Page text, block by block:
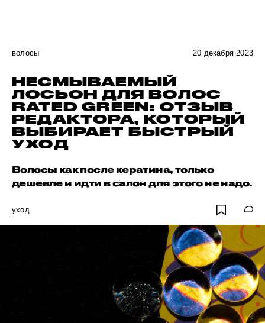
волосы 20 декабря 2023
НЕСМЫВАЕМЫЙ
ЛОСЬОН ДЛЯ ВОЛОС
RATED GREEN: ОТЗЫВ
РЕДАКТОРА, КОТОРЫЙ
ВЫБИРАЕТ БЫСТРЫЙ
УХОД
Волосы как после кератина, только
дешевле и идти в салон для этого не надо.
уход